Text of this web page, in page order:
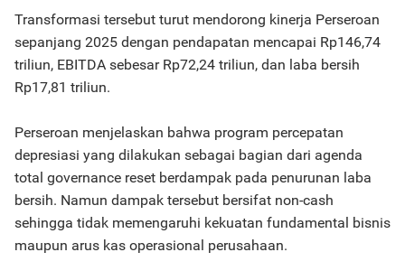
Transformasi tersebut turut mendorong kinerja Perseroan
sepanjang 2025 dengan pendapatan mencapai Rp146,74
triliun, EBITDA sebesar Rp72,24 triliun, dan laba bersih
Rp17,81 triliun.
Perseroan menjelaskan bahwa program percepatan
depresiasi yang dilakukan sebagai bagian dari agenda
total governance reset berdampak pada penurunan laba
bersih. Namun dampak tersebut bersifat non-cash
sehingga tidak memengaruhi kekuatan fundamental bisnis
maupun arus kas operasional perusahaan.